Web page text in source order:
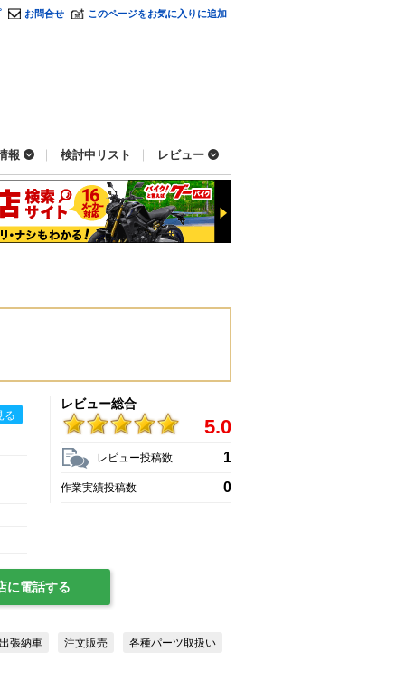
お問合せ このページをお気に入りに追加
報 検討中リスト レビュー
る
レビュー総合
5.0
レビュー投稿数 1
作業実績投稿数 0
に電話する
出張納車 注文販売 各種パーツ取扱い